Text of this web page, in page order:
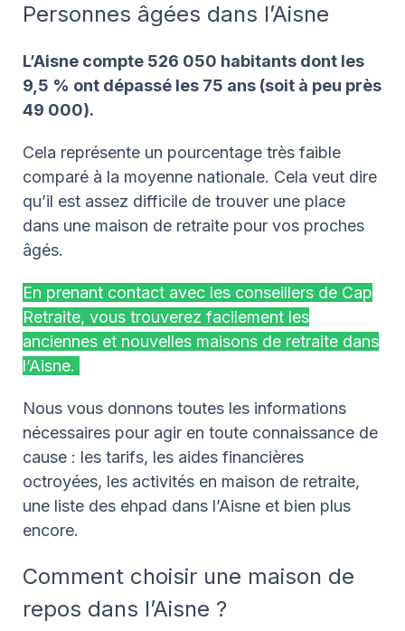
Personnes âgées dans l’Aisne
L’Aisne compte 526 050 habitants dont les
9,5 % ont dépassé les 75 ans (soit à peu près
49 000).
Cela représente un pourcentage très faible
comparé à la moyenne nationale. Cela veut dire
qu’il est assez difficile de trouver une place
dans une maison de retraite pour vos proches
âgés.
En prenant contact avec les conseillers de Cap
Retraite, vous trouverez facilement les
anciennes et nouvelles maisons de retraite dans
l’Aisne.
Nous vous donnons toutes les informations
nécessaires pour agir en toute connaissance de
cause : les tarifs, les aides financières
octroyées, les activités en maison de retraite,
une liste des ehpad dans l’Aisne et bien plus
encore.
Comment choisir une maison de
repos dans l’Aisne ?